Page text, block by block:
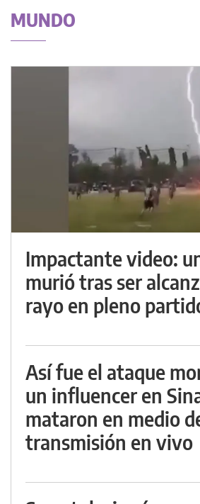
MUNDO
Impactante video:
murió tras ser
rayo en pleno
Así fue el ataque
un influencer en
mataron en medio
transmisión en vivo